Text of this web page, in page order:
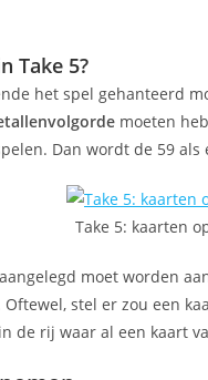
Take 5?
het spel gehanteerd
moeten
Dan wordt de 59
Take 5: kaarten
moet worden
stel er zou een
de rij waar al een kaart